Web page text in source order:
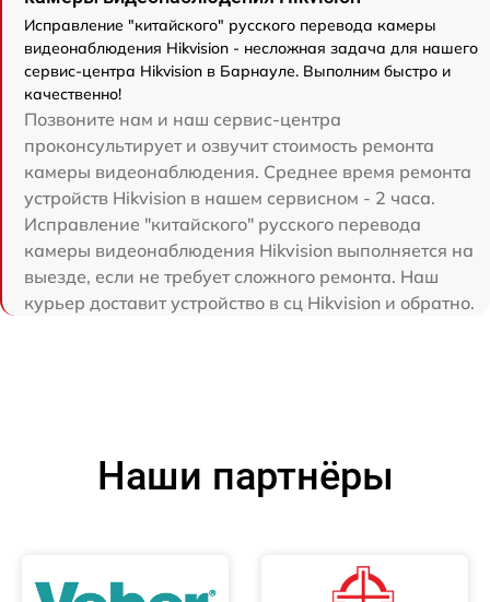
Исправление "китайского" русского перевода камеры
видеонаблюдения Hikvision - несложная задача для нашего
сервис-центра Hikvision в Барнауле. Выполним быстро и
качественно!
Позвоните нам и наш сервис-центра
проконсультирует и озвучит стоимость ремонта
камеры видеонаблюдения. Среднее время ремонта
устройств Hikvision в нашем сервисном - 2 часа.
Исправление "китайского" русского перевода
камеры видеонаблюдения Hikvision выполняется на
выезде, если не требует сложного ремонта. Наш
курьер доставит устройство в сц Hikvision и обратно.
Наши партнёры